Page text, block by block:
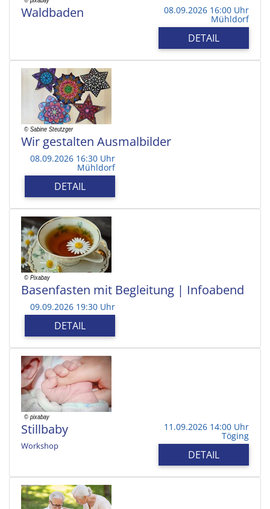
Waldbaden 08.09.2026 16:00 Uhr
Mühldorf
DETAIL
Wir gestalten Ausmalbilder
08.09.2026 16:30 Uhr
Mühldorf
DETAIL
Basenfasten mit Begleitung | Infoabend
09.09.2026 19:30 Uhr
DETAIL
Stillbaby
Workshop
11.09.2026 14:00 Uhr
Töging
DETAIL